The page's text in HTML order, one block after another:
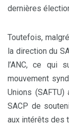
dernières
Toutefois,
la direction du
l’ANC, ce qui
mouvement
Unions
SACP de
aux intérêts des